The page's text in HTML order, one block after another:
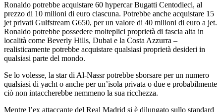
Ronaldo potrebbe acquistare 60 hypercar Bugatti Centodieci, al
prezzo di 10 milioni di euro ciascuna. Potrebbe anche acquistare 15
jet privati ​​Gulfstream G650, per un valore di 40 milioni di euro a jet.
Ronaldo potrebbe possedere molteplici proprietà di fascia alta in
località come Beverly Hills, Dubai e la Costa Azzurra –
realisticamente potrebbe acquistare qualsiasi proprietà desideri in
qualsiasi parte del mondo.
Se lo volesse, la star di Al-Nassr potrebbe sborsare per un numero
qualsiasi di yacht o anche per un’isola privata o due e probabilmente
ciò non intaccherebbe nemmeno la sua ricchezza.
Mentre l’ex attaccante del Real Madrid si è dilungato sullo standard